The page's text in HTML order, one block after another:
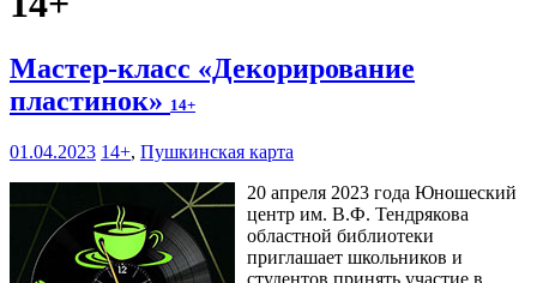
Мастер-класс «Декорирование
пластинок» 14+
01.04.2023 14+, Пушкинская карта
20 апреля 2023 года Юношеский
центр им. В.Ф. Тендрякова
областной библиотеки
приглашает школьников и
студентов принять участие в